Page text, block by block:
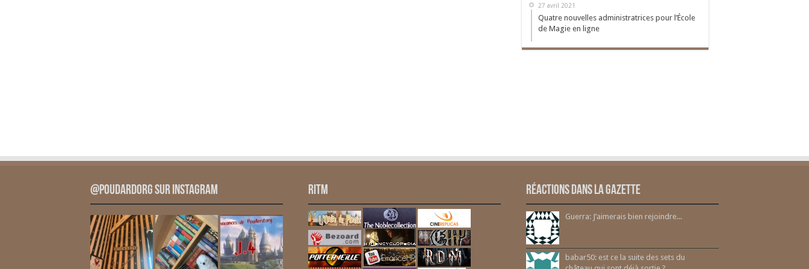
27 avril 2021
Quatre nouvelles administratrices pour l’École
de Magie en ligne
@PoudardOrg sur Instagram RITM Réactions dans la gazette
Guerra: J’aimerais bien rejoindre...
babar50: est ce la suite des sets du